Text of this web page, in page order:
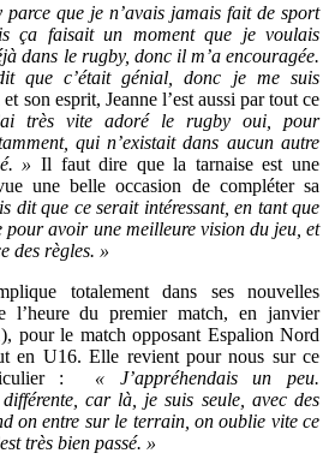
parce que je n’avais jamais fait de sport
ça faisait un moment que je voulais
dans le rugby, donc il m’a encouragée.
que c’était génial, donc je me suis
son esprit, Jeanne l’est aussi par tout ce
très vite adoré le rugby oui, pour
qui n’existait dans aucun autre
» Il faut dire que la tarnaise est une
une belle occasion de compléter sa
dit que ce serait intéressant, en tant que
pour avoir une meilleure vision du jeu, et
des règles. »
totalement dans ses nouvelles
l’heure du premier match, en janvier
pour le match opposant Espalion Nord
en U16. Elle revient pour nous sur ce
: « J’appréhendais un peu.
car là, je suis seule, avec des
on entre sur le terrain, on oublie vite ce
très bien passé. »